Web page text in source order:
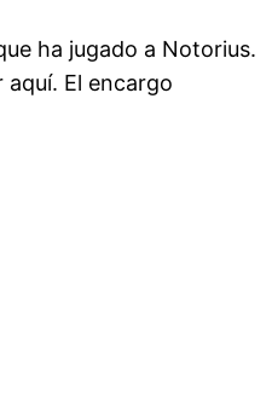
ha jugado a Notorius.
aquí. El encargo